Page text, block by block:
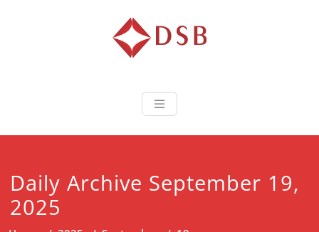
Diorama
Daily Archive September 19,
2025